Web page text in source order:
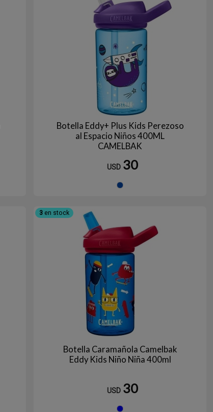
Botella Eddy+ Plus Kids Perezoso
al Espacio Niños 400ML
CAMELBAK
USD 30
3en stock
Botella Caramañola Camelbak
Eddy Kids Niño Niña 400ml
USD 30